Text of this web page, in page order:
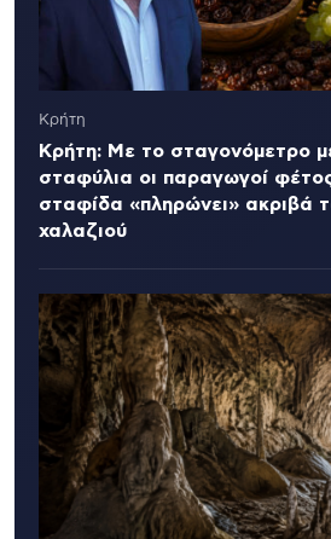
Κρήτη
Κρήτη: Με το σταγονόμετρο
σταφύλια οι παραγωγοί
σταφίδα «πληρώνει» ακριβά
χαλαζιού